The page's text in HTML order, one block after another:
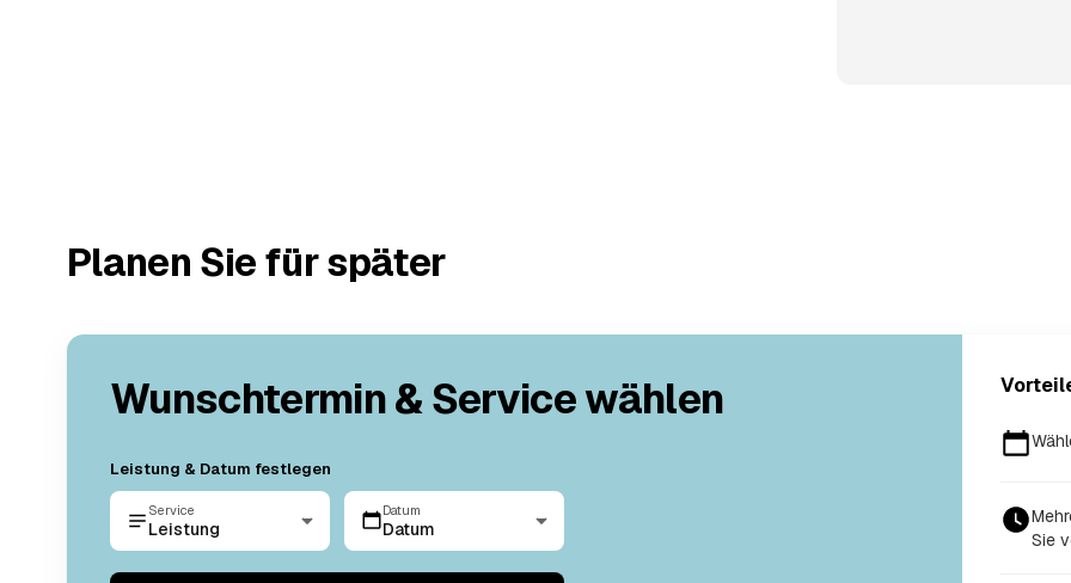
Planen Sie für später
Wunschtermin & Service wählen
Leistung & Datum festlegen
Service
Leistung
Datum
Datum
Sie